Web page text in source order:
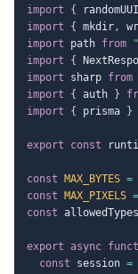
import
{
import
{ mkdir,
import path from
import
{
import sharp from
import
{ auth }
import
{ prisma }
export const
const MAX_BYTES =
const
MAX_PIXELS =
const allowedTypes
export async
const session =